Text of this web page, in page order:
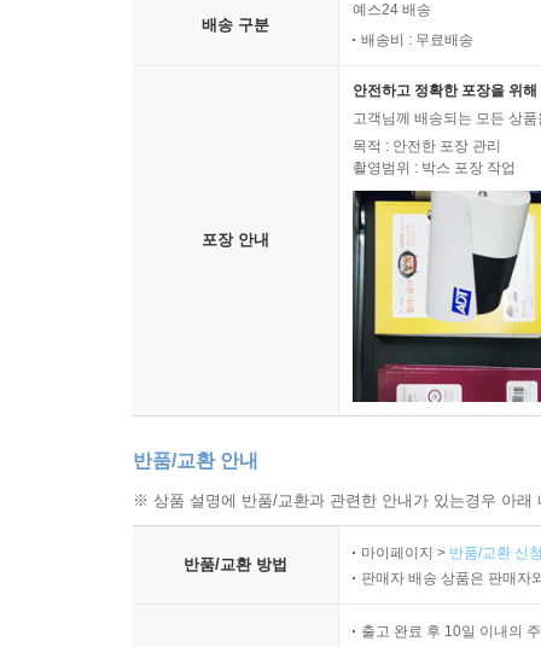
배송 구분
예스24 배송
배송비 : 무료배송
포장 안내
안전하고 정확한 포장을 위
고객님께 배송되는 모든 상
목적 : 안전한 포장 관리
촬영범위 : 박스 포장 작업
반품/교환 안내
※ 상품 설명에 반품/교환과 관련한 안내가 있는경우 아
반품/교환 방법
마이페이지 > 반품/교환 신
판매자 배송 상품은 판매자
출고 완료 후 10일 이내의